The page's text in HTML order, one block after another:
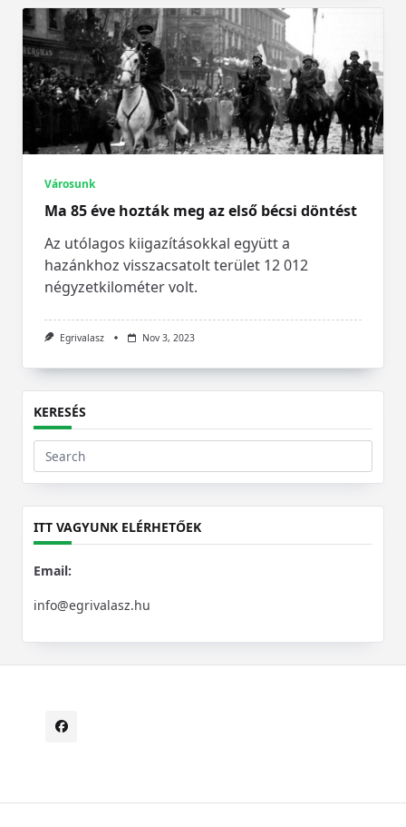
Városunk
Ma 85 éve hozták meg az első bécsi döntést
Az utólagos kiigazításokkal együtt a
hazánkhoz visszacsatolt terület 12 012
négyzetkilométer volt.
Egrivalasz Nov 3, 2023
KERESÉS
Search
for:
ITT VAGYUNK ELÉRHETŐEK
Email:
info@egrivalasz.hu